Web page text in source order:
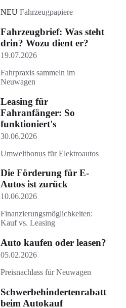
NEU Fahrzeugpapiere
Fahrzeugbrief: Was steht
drin? Wozu dient er?
19.07.2026
Fahrpraxis sammeln im
Neuwagen
Leasing für
Fahranfänger: So
funktioniert's
30.06.2026
Umweltbonus für Elektroautos
Die Förderung für E-
Autos ist zurück
10.06.2026
Finanzierungsmöglichkeiten:
Kauf vs. Leasing
Auto kaufen oder leasen?
05.02.2026
Preisnachlass für Neuwagen
Schwerbehindertenrabatt
beim Autokauf